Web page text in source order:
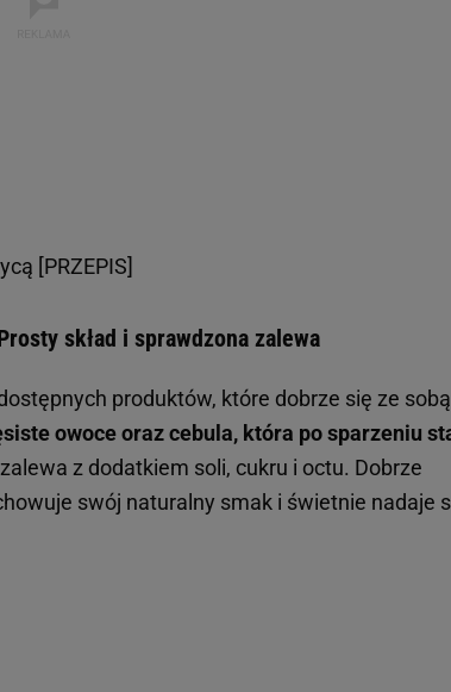
[PRZEPIS]
skład i sprawdzona zalewa
produktów, które dobrze się ze sobą
owoce oraz cebula, która po sparzeniu
z dodatkiem soli, cukru i octu. Dobrze
swój naturalny smak i świetnie nadaje